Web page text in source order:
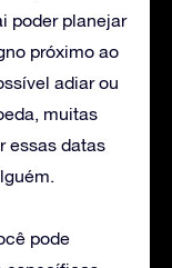
poder planejar
próximo ao
adiar ou
muitas
essas datas
pode